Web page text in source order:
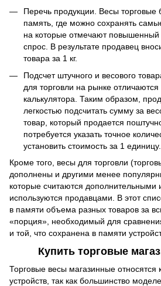
Перечь продукции. Весы
память, где можно сохранять
на которые отмечают повышенный
спрос. В результате продавец
товара за 1 кг.
Подсчет штучного и весового
для торговли на рынке
калькулятора. Таким образом,
легкостью подсчитать сумму за
товар, который продается
потребуется указать точное
установить стоимость за 1 единицу.
Кроме того, весы для торговли
дополнены и другими менее
которые считаются дополнительными
используются продавцами. В этот
в памяти объема разных товаров за
«порция», необходимый для
и той, что сохранена в памяти
Купить торговые
Торговые весы магазинные относятся
устройств, так как большинство